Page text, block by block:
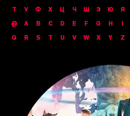
Т
У Ф Х Ц Ч Ш Э Ю
Я
@
A B C D E F G H I
Q
R S T U V W X Y Z